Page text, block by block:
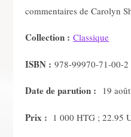
commentaires de Carolyn
Collection :Classique
ISBN : 978-99970-71-00-2
Date de parution : 19
Prix : 1 000 HTG ; 22.95